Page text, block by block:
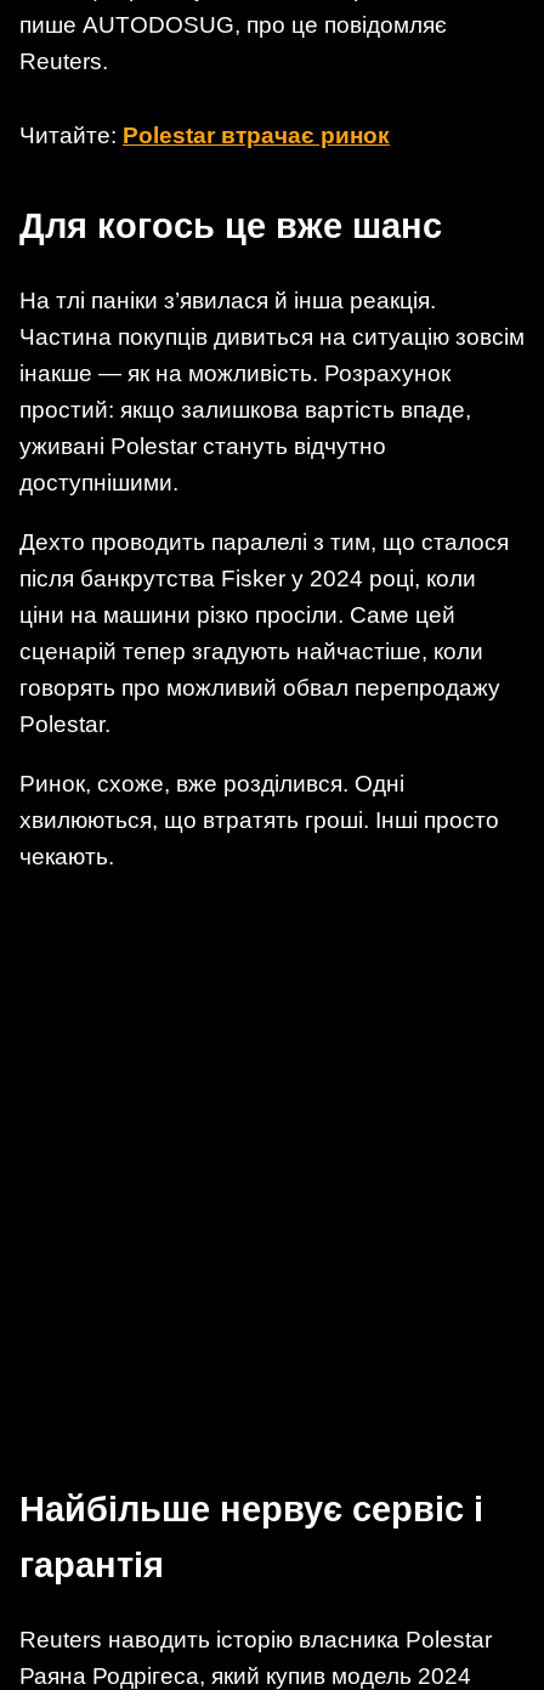
пише AUTODOSUG, про це повідомляє
Reuters.
Читайте: Polestar втрачає ринок
Для когось це вже шанс
На тлі паніки з’явилася й інша реакція.
Частина покупців дивиться на ситуацію зовсім
інакше — як на можливість. Розрахунок
простий: якщо залишкова вартість впаде,
уживані Polestar стануть відчутно
доступнішими.
Дехто проводить паралелі з тим, що сталося
після банкрутства Fisker у 2024 році, коли
ціни на машини різко просіли. Саме цей
сценарій тепер згадують найчастіше, коли
говорять про можливий обвал перепродажу
Polestar.
Ринок, схоже, вже розділився. Одні
хвилюються, що втратять гроші. Інші просто
чекають.
Найбільше нервує сервіс і
гарантія
Reuters наводить історію власника Polestar
Раяна Родрігеса, який купив модель 2024